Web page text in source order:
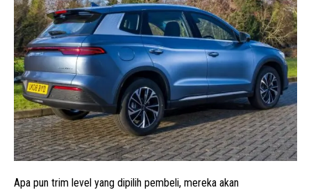
Apa pun trim level yang dipilih pembeli, mereka akan